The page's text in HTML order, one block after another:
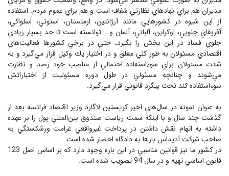
مديران هم براي نهادهاي نظارتي شفاف است و هم براي عموم مردم. استفاده
از اين شيوه در كشورهايي مانند آرژانتين، ارمنستان، استوني، اسلواكي،
آفريقاي جنوبي، اوكراين، آلباني، آلمان و... توانسته است تا حد بسيار زيادي
جلوي فساد در اين بخش را بگيرد، حتي در برخي كشورها فعاليت‌هاي
اقتصادي مسئولان به طور كلي معلق و در اختيار يك وكيل قرار مي‌گيرد و به
شدت مسئولان براي سوءاستفاده احتمالي از مناصب خود رصد و نظارت
مي‌شوند و چنانچه مسئولي در طول دوره مسئوليت از اختياراتش
سوءاستفاده كند تحت پيگرد قانوني قرار مي‌گيرد.
به عنوان نمونه در سال‌هاي اخير كريستين لاگارد وزير اقتصاد فرانسه بعد از
گذشت چند سال و با اينكه سمت رياست صندوق بين‌المللي پول را بر عهده
داشته به اتهام نقش داشتن در پرداخت غيرواقعي غرامت ورشكستگي به
صاحب شركت آديداس بارها به دادگاه احضار شده است.
در كشور ما نيز قوانين مناسبي در اين باره وجود دارد كه بر اساس اصل 123
قانون اساسي تهيه و در سال 94 تصويب شده است.